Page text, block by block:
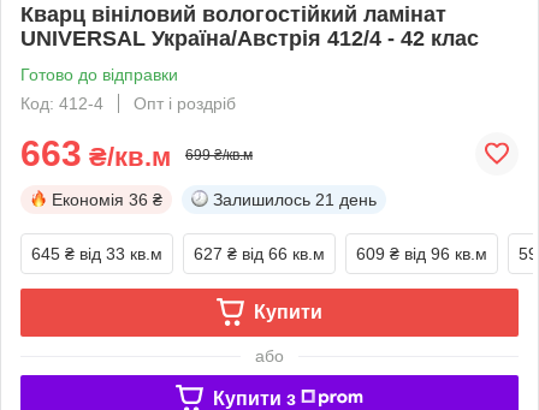
Кварц вініловий вологостійкий ламінат
UNIVERSAL Україна/Австрія 412/4 - 42 клас
Готово до відправки
Код: 412-4
Опт і роздріб
663 ₴/кв.м 699 ₴/кв.м
Економія 36 ₴ Залишилось 21 день
645 ₴ від 33 кв.м 627 ₴ від 66 кв.м 609 ₴ від 96 кв.м
Купити
або
Купити з